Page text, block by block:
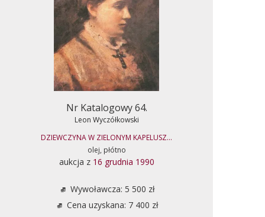
Nr Katalogowy 64.
Leon Wyczółkowski
DZIEWCZYNA W ZIELONYM KAPELUSZ...
olej, płótno
aukcja z 16 grudnia 1990
Wywoławcza: 5 500 zł
Cena uzyskana: 7 400 zł